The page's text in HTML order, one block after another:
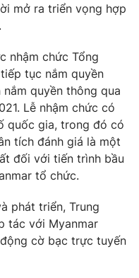
sản
lòng Việt
mình bằng AI
mở ra triển vọng hợp
nhậm chức Tổng
tục nắm quyền
quyền thông qua
Lễ nhậm chức có
quốc gia, trong đó có
tích đánh giá là một
đối với tiến trình bầu
tổ chức.
phát triển, Trung
tác với Myanmar
cờ bạc trực tuyến